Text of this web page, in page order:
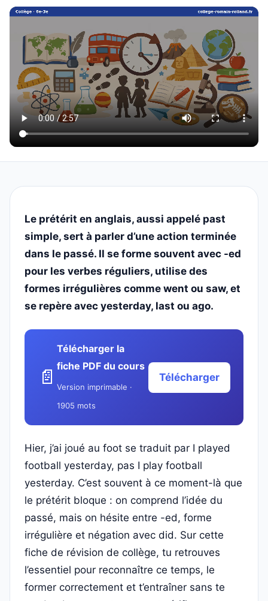
Le prétérit en anglais, aussi appelé past
simple, sert à parler d’une action terminée
dans le passé. Il se forme souvent avec -ed
pour les verbes réguliers, utilise des
formes irrégulières comme went ou saw, et
se repère avec yesterday, last ou ago.
📄
Télécharger la
fiche PDF du cours
Version imprimable ·
1905 mots
Télécharger
Hier, j’ai joué au foot se traduit par I played
football yesterday, pas I play football
yesterday. C’est souvent à ce moment-là que
le prétérit bloque : on comprend l’idée du
passé, mais on hésite entre -ed, forme
irrégulière et négation avec did. Sur cette
fiche de révision de collège, tu retrouves
l’essentiel pour reconnaître ce temps, le
former correctement et t’entraîner sans te